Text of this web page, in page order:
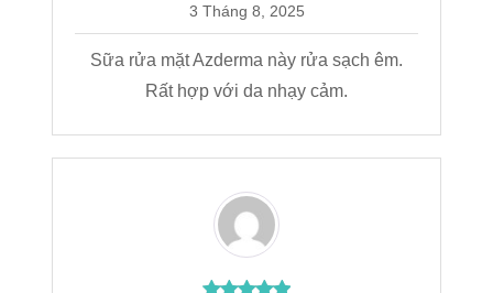
3 Tháng 8, 2025
Sữa rửa mặt Azderma này rửa sạch êm.
Rất hợp với da nhạy cảm.